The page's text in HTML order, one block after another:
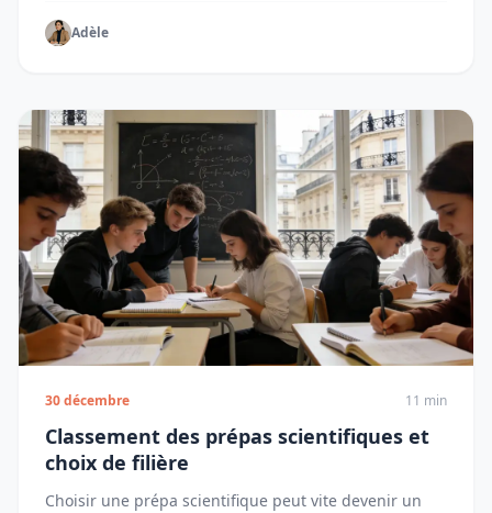
Adèle
30 décembre 11 min
Classement des prépas scientifiques et
choix de filière
Choisir une prépa scientifique peut vite devenir un